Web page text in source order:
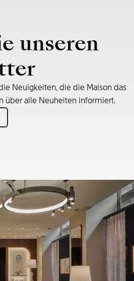
unseren
Neuigkeiten, die die Maison das
über alle Neuheiten informiert.